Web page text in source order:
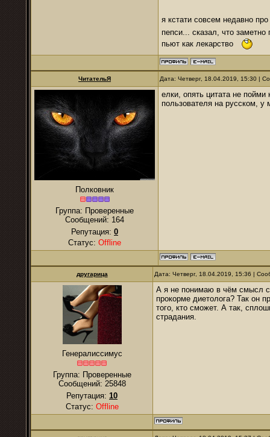
я кстати совсем недавно
пепси... сказал, что заметно
пьют как лекарство
ЧитательЯ Дата: Четверг, 18.04.2019, 15:30 |
Полковник
Группа: Проверенные
Сообщений: 164
Репутация: 0
Статус: Offline
елки, опять цитата не
пользователя на русском, у
другарица Дата: Четверг, 18.04.2019, 15:36 |
Генералиссимус
Группа: Проверенные
Сообщений: 25848
Репутация: 10
Статус: Offline
А я не понимаю в чём смысл
прокорме диетолога? Так он
того, кто сможет. А так,
страдания.